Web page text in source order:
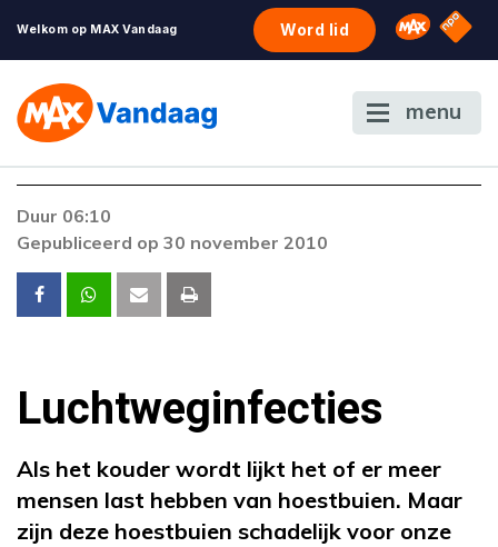
Welkom op MAX Vandaag Word lid Omroep
NPO
menu
De gewenste stream is op dit moment niet
voordoen, neem dan contact op met onze
klantenservice.
Duur 06:10
Gepubliceerd op 30 november 2010
Luchtweginfecties
Als het kouder wordt lijkt het of er meer
mensen last hebben van hoestbuien. Maar
zijn deze hoestbuien schadelijk voor onze